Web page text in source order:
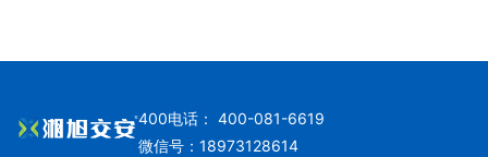
400电话： 400-081-6619
微信号：18973128614